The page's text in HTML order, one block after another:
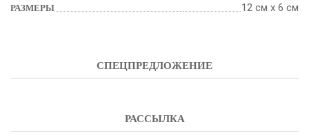
РАЗМЕРЫ 12 см х 6 см
СПЕЦПРЕДЛОЖЕНИЕ
РАССЫЛКА